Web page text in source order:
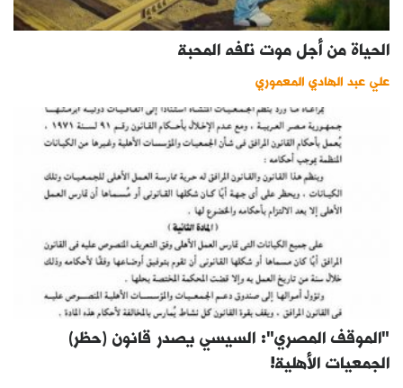
الحياة من أجل موت تلفه المحبة
علي عبد الهادي المعموري
"الموقف المصري": السيسي يصدر قانون (حظر)
الجمعيات الأهلية!